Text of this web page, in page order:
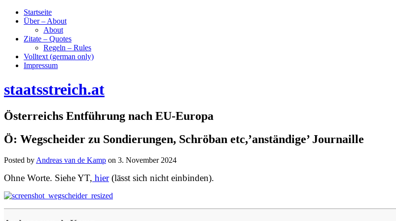
Startseite
Über – About
About
Zitate – Quotes
Regeln – Rules
Volltext (german only)
Impressum
staatsstreich.at
Österreichs Entführung nach EU-Europa
Ö: Wegscheider zu Sondierungen, Schröban etc,’anständige’ Journaille
Posted by Andreas van de Kamp on 3. November 2024
Ohne Worte. Siehe YT, hier(lässt sich nicht einbinden).